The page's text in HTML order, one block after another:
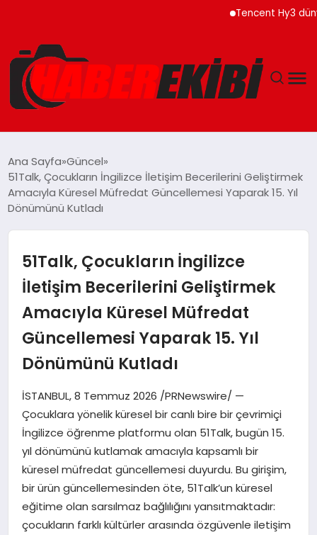
Tencent Hy3 dünya
GÜNCEL
EKONOMI
MAGAZIN
SAĞLIK
SPOR
TEKNOLOJI
YAŞAM
Ana Sayfa Güncel
51Talk, Çocukların İngilizce İletişim Becerilerini Geliştirmek
Amacıyla Küresel Müfredat Güncellemesi Yaparak 15. Yıl
Dönümünü Kutladı
51Talk, Çocukların İngilizce
İletişim Becerilerini Geliştirmek
Amacıyla Küresel Müfredat
Güncellemesi Yaparak 15. Yıl
Dönümünü Kutladı
İSTANBUL, 8 Temmuz 2026 /PRNewswire/ —
Çocuklara yönelik küresel bir canlı bire bir çevrimiçi
İngilizce öğrenme platformu olan 51Talk, bugün 15.
yıl dönümünü kutlamak amacıyla kapsamlı bir
küresel müfredat güncellemesi duyurdu. Bu girişim,
bir ürün güncellemesinden öte, 51Talk’un küresel
eğitime olan sarsılmaz bağlılığını yansıtmaktadır:
çocukların farklı kültürler arasında özgüvenle iletişim